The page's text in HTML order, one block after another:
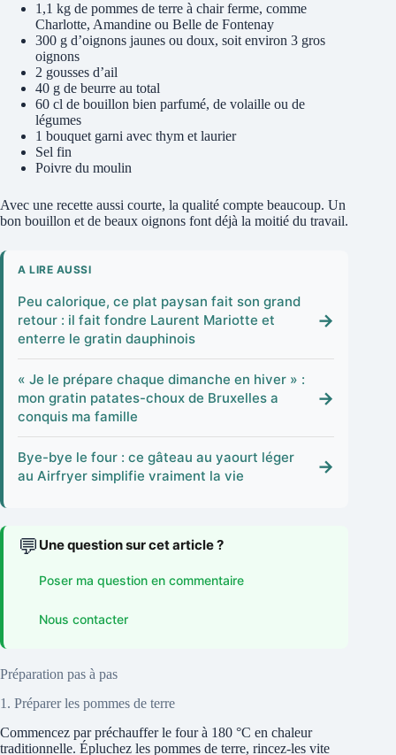
1,1 kg de pommes de terre à chair ferme, comme
Charlotte, Amandine ou Belle de Fontenay
300 g d’oignons jaunes ou doux, soit environ 3 gros
oignons
2 gousses d’ail
40 g de beurre au total
60 cl de bouillon bien parfumé, de volaille ou de
légumes
1 bouquet garni avec thym et laurier
Sel fin
Poivre du moulin
Avec une recette aussi courte, la qualité compte beaucoup. Un
bon bouillon et de beaux oignons font déjà la moitié du travail.
A LIRE AUSSI
Peu calorique, ce plat paysan fait son grand
retour : il fait fondre Laurent Mariotte et
enterre le gratin dauphinois
→
« Je le prépare chaque dimanche en hiver » :
mon gratin patates-choux de Bruxelles a
conquis ma famille
→
Bye-bye le four : ce gâteau au yaourt léger
au Airfryer simplifie vraiment la vie
→
💬 Une question sur cet article ?
Poser ma question en commentaire
Nous contacter
Préparation pas à pas
1. Préparer les pommes de terre
Commencez par préchauffer le four à 180 °C en chaleur
traditionnelle. Épluchez les pommes de terre, rincez-les vite